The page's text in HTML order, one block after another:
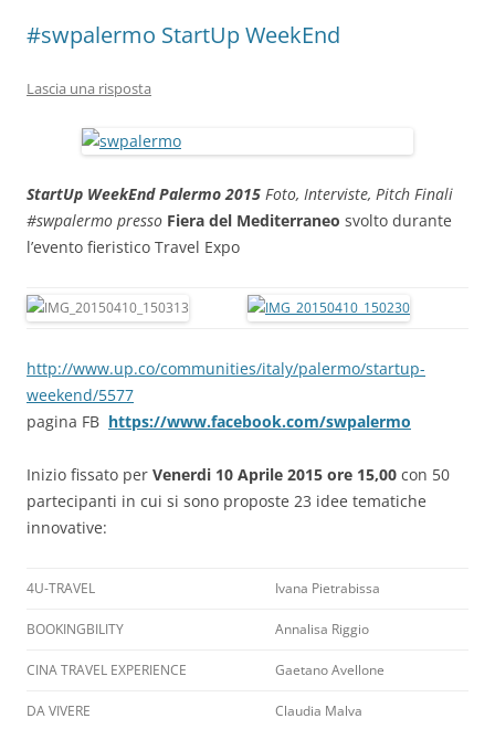
#swpalermo StartUp WeekEnd
Lascia una risposta
StartUp WeekEnd Palermo 2015 Foto, Interviste, Pitch Finali
#swpalermo presso Fiera del Mediterraneo svolto durante
l’evento fieristico Travel Expo
http://www.up.co/communities/italy/palermo/startup-
weekend/5577
pagina FB https://www.facebook.com/swpalermo
Inizio fissato per Venerdi 10 Aprile 2015 ore 15,00 con 50
partecipanti in cui si sono proposte 23 idee tematiche
innovative:
4U-TRAVEL Ivana Pietrabissa
BOOKINGBILITY Annalisa Riggio
CINA TRAVEL EXPERIENCE Gaetano Avellone
DA VIVERE Claudia Malva